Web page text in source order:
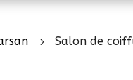
5 Salon de